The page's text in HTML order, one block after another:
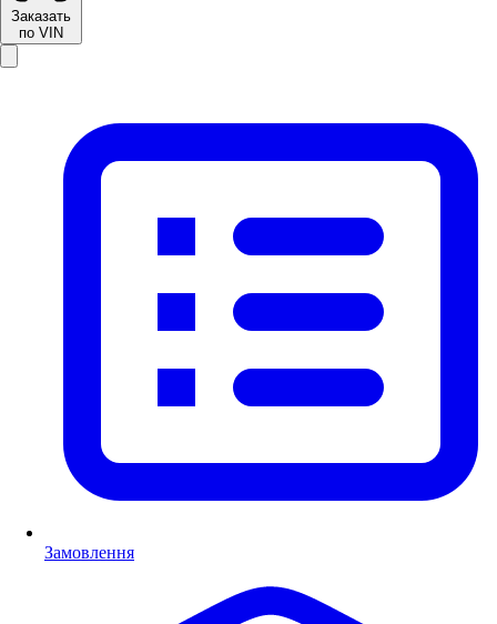
Заказать
по VIN
Замовлення